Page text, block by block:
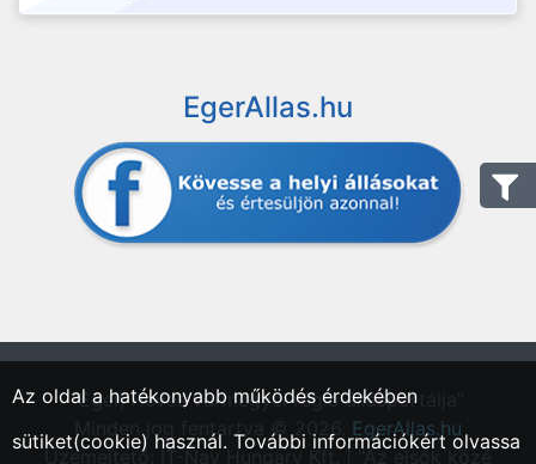
EgerAllas.hu
"Eger, Heves vármegyei régió állásportálja"
Minden jog fentartva © 2026. EgerAllas.hu
Üzemeltető: IT-Nav Hungary Kft. | "Az elsők közé
Az oldal a hatékonyabb működés érdekében
sütiket(cookie) használ. További információkért olvassa